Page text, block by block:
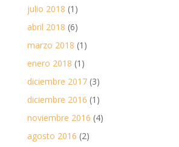
julio 2018 (1)
abril 2018 (6)
marzo 2018 (1)
enero 2018 (1)
diciembre 2017(3)
diciembre 2016 (1)
noviembre 2016 (4)
agosto 2016 (2)